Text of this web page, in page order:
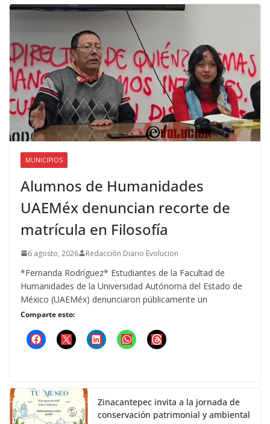
MUNICIPIOS
Alumnos de Humanidades
UAEMéx denuncian recorte de
matrícula en Filosofía
6 agosto, 2026 Redacción Diario Evolucion
*Fernanda Rodríguez* Estudiantes de la Facultad de
Humanidades de la Universidad Autónoma del Estado de
México (UAEMéx) denunciaron públicamente un
Comparte esto:
Zinacantepec invita a la jornada de
conservación patrimonial y ambiental